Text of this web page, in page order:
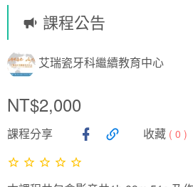
課程公告
艾瑞瓷牙科繼續教育中心
NT$2,000
課程分享 收藏 ( 0 )